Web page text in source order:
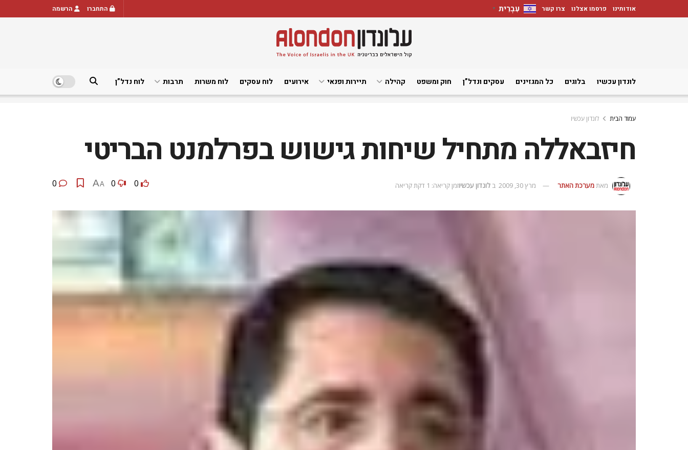
אודותינו פרסמו אצלנו צרו קשר עִבְרִית ▼ התחברו הרשמה
לונדון עכשיו בלוגים כל המגזינים עסקים ונדל”ן חוק ומשפט קהילה תיירות ופנאי אירועים לוח עסקים לוח משרות תרבות לוח נדל”ן
עמוד הבית לונדון עכשיו
חיזבאללה מתחיל שיחות גישוש בפרלמנט הבריטי
מאתמערכת האתר מרץ 30, 2009 ב לונדון עכשיוזמן קריאה: 1 דקת קריאה 0
0
A
A